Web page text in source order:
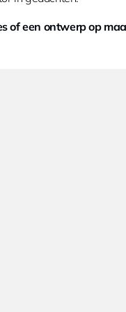
of een ontwerp op